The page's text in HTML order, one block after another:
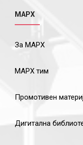
МАРХ
За МАРХ
МАРХ тим
Промотивен
Дигитална